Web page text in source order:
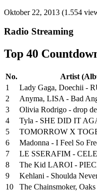
Oktober 22, 2013 (1.554
Radio Streaming
Top 40
No.
Artist
1
Lady Gaga, Doechii -
2
Anyma, LISA - Bad
3
Olivia Rodrigo - drop
4
Tyla - SHE DID IT
5
TOMORROW X
6
Madonna - I Feel So
7
LE SSERAFIM -
8
The Kid LAROI -
9
Kehlani - Shoulda
10
The Chainsmoker,